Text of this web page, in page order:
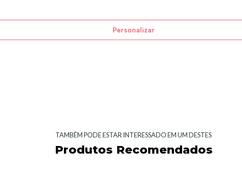
Personalizar
TAMBÉM PODE ESTAR INTERESSADO EM UM DESTES
Produtos Recomendados